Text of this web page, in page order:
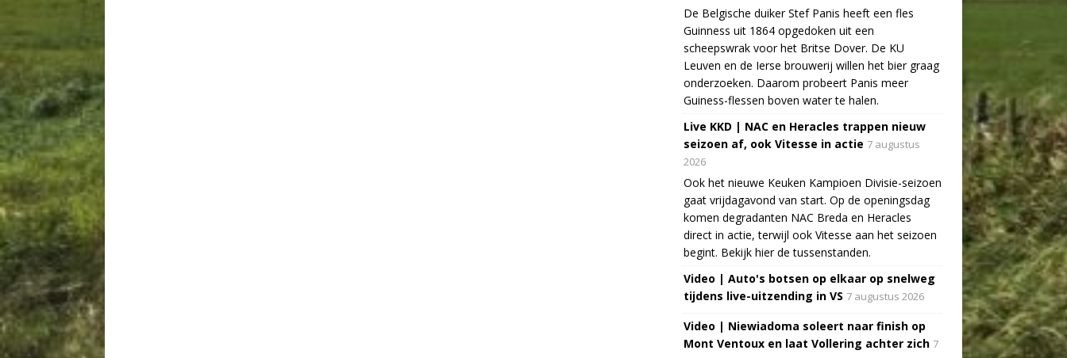
De Belgische duiker Stef Panis heeft een fles
Guinness uit 1864 opgedoken uit een
scheepswrak voor het Britse Dover. De KU
Leuven en de Ierse brouwerij willen het bier graag
onderzoeken. Daarom probeert Panis meer
Guiness-flessen boven water te halen.
Live KKD | NAC en Heracles trappen nieuw
seizoen af, ook Vitesse in actie 7 augustus
2026
Ook het nieuwe Keuken Kampioen Divisie-seizoen
gaat vrijdagavond van start. Op de openingsdag
komen degradanten NAC Breda en Heracles
direct in actie, terwijl ook Vitesse aan het seizoen
begint. Bekijk hier de tussenstanden.
Video | Auto's botsen op elkaar op snelweg
tijdens live-uitzending in VS 7 augustus 2026
Video | Niewiadoma soleert naar finish op
Mont Ventoux en laat Vollering achter zich 7